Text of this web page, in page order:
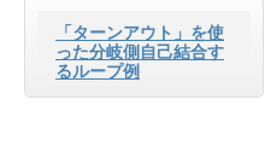
「ターンアウト」を使
った分岐側自己結合す
るループ例